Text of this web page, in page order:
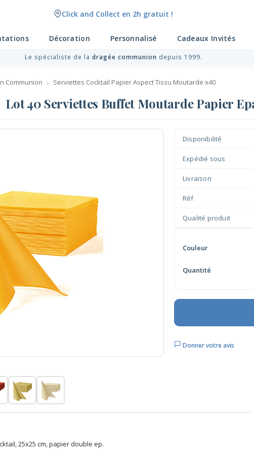
Click and Collect en 2h gratuit !
Décoration Personnalisé Cadeaux Invités
Le spécialiste de la dragée communion depuis 1999.
Communion Serviettes Cocktail Papier Aspect Tissu Moutarde x40
Lot 40 Serviettes Buffet Moutarde Papier
Disponibilité
Expédié sous
Livraison
Réf
Qualité produit
Couleur
Quantité
Donner votre avis
25x25 cm, papier double ep.